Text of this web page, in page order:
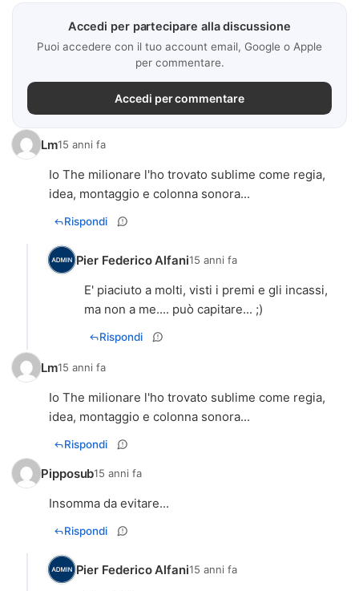
Accedi per partecipare alla discussione
Puoi accedere con il tuo account email, Google o Apple
per commentare.
Accedi per commentare
Lm15 anni fa
Io The milionare l'ho trovato sublime come regia,
idea, montaggio e colonna sonora...
Rispondi
Pier Federico Alfani15 anni fa
E' piaciuto a molti, visti i premi e gli incassi,
ma non a me.... può capitare... ;)
Rispondi
Lm15 anni fa
Io The milionare l'ho trovato sublime come regia,
idea, montaggio e colonna sonora...
Rispondi
Pipposub15 anni fa
Insomma da evitare...
Rispondi
Pier Federico Alfani15 anni fa